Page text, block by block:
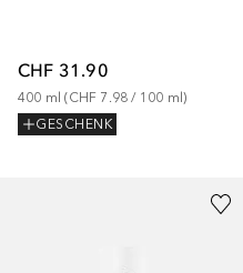
CHF 31.90
400 ml (CHF 7.98 / 100 ml)
GESCHENK